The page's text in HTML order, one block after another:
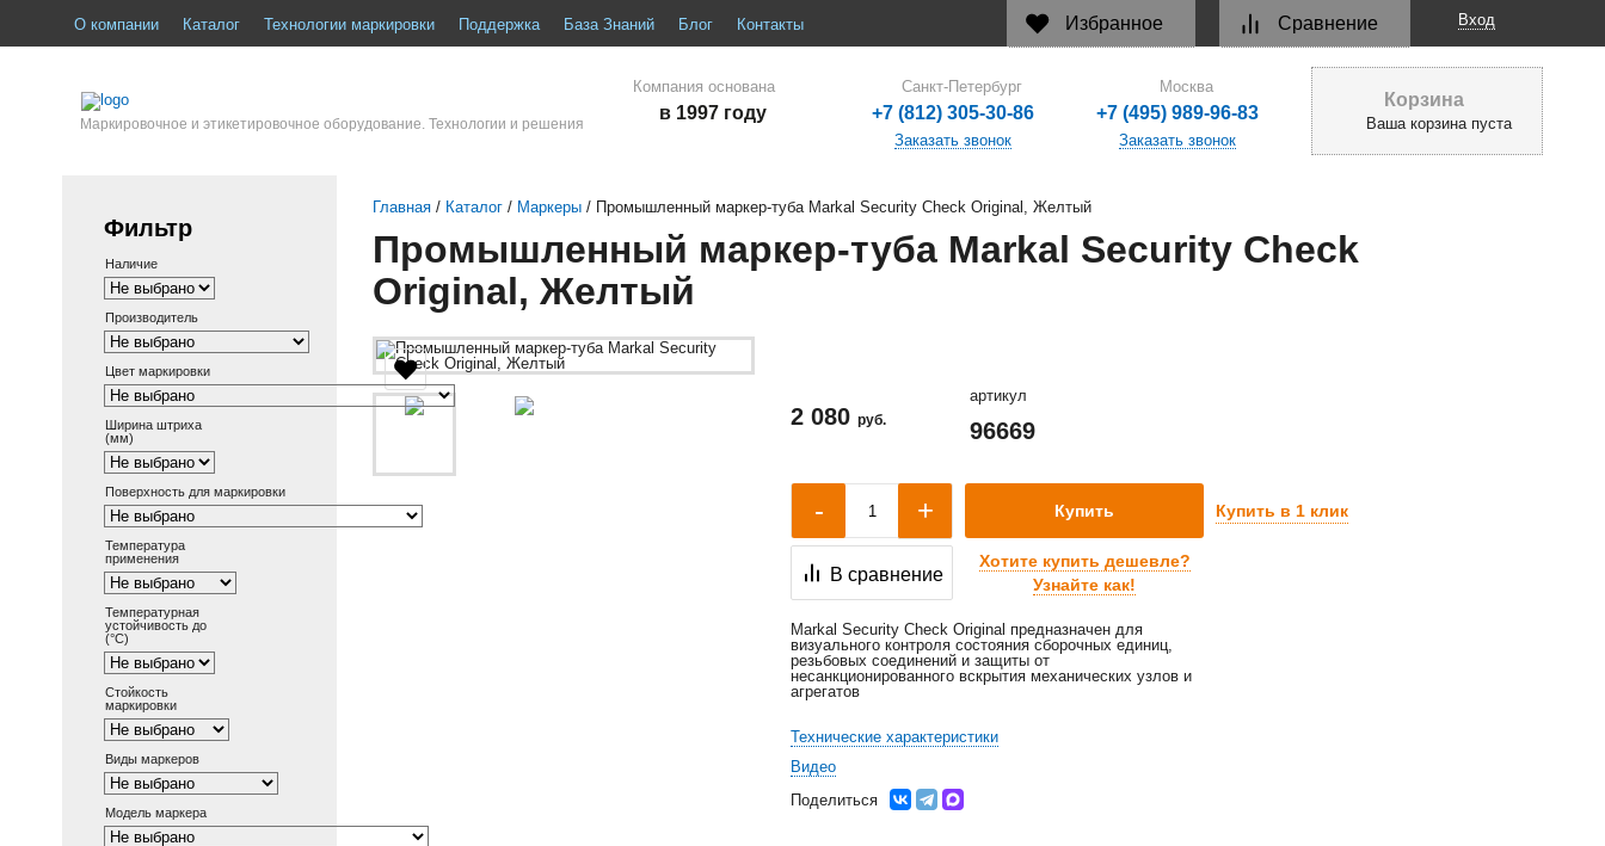
О компании Каталог Технологии маркировки Поддержка База Знаний Блог Контакты Вход
Сравнение
Избранное
Маркировочное и этикетировочное оборудование. Технологии и решения
Корзина
Ваша корзина пуста
Компания основана
в 1997 году
Москва
+7 (495) 989-96-83
Заказать звонок
Санкт-Петербург
+7 (812) 305-30-86
Заказать звонок
Фильтр
Наличие
Производитель
Цвет маркировки
Ширина штриха
(мм)
Поверхность для маркировки
Температура
применения
Температурная
устойчивость до
(°С)
Стойкость
маркировки
Виды маркеров
Модель маркера
Главная / Каталог / Маркеры / Промышленный маркер-туба Markal Security Check Original, Желтый
Промышленный маркер-туба Markal Security Check
Original, Желтый
2 080 руб.
артикул
96669
- + Купить Купить в 1 клик
В сравнение
Хотите купить дешевле?
Узнайте как!
Markal Security Check Original предназначен для
визуального контроля состояния сборочных единиц,
резьбовых соединений и защиты от
несанкционированного вскрытия механических узлов и
агрегатов
Технические характеристики
Видео
Поделиться